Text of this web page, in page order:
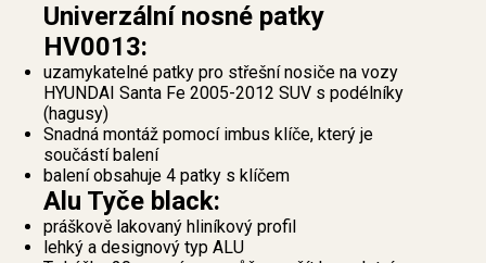
Univerzální nosné patky
HV0013:
uzamykatelné patky pro střešní nosiče na vozy
HYUNDAI Santa Fe 2005-2012 SUV s podélníky
(hagusy)
Snadná montáž pomocí imbus klíče, který je
součástí balení
balení obsahuje 4 patky s klíčem
Alu Tyče black:
práškově lakovaný hliníkový profil
lehký a designový typ ALU